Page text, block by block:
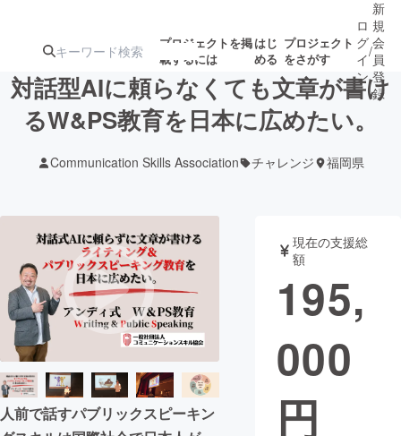
プロジェクトを掲
載するには
はじ
める
プロジェクト
をさがす
ジェクト
ターン
ジェクト
ロジェクト
もうすぐ公開
されます
アート・写真 音楽
テクノロジー・ガジェット ゲーム・サ
映像・映画
ビジネス・起業
ロ
グ
イ
ン
/
新
規
会
員
登
録
対話型AIに頼らなくても文章が書け
るW&PS教育を日本に広めたい。
Communication Skills Association チャレンジ 福岡県
人前で話すパブリックスピーキン
現在の支援総
額
195,
000
円